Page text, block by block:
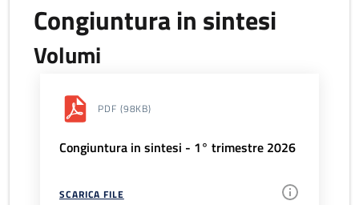
Congiuntura in sintesi
Volumi
PDF (98KB)
Congiuntura in sintesi - 1° trimestre 2026
SCARICA FILE